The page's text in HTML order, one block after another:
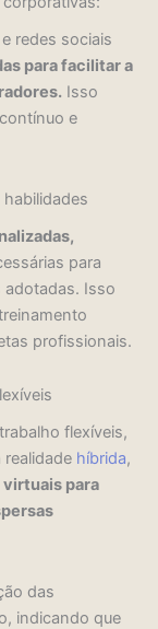
redes sociais
para facilitar a
Isso
e
para
adotadas. Isso
profissionais.
flexíveis,
híbrida,
para
das
indicando que